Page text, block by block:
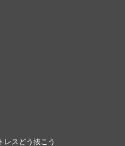
スどう抜こう